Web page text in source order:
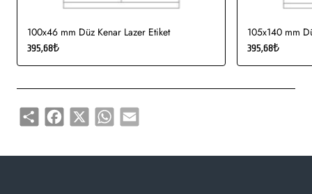
100x46 mm Düz Kenar Lazer Etiket
395,68₺
105x140 mm
395,68₺
Share Facebook
X WhatsApp
Email